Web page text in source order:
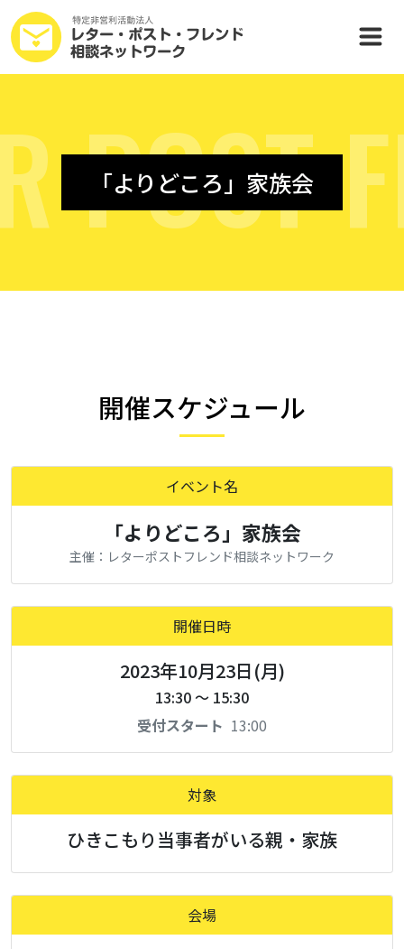
POST F
「よりどころ」家族会
開催スケジュール
イベント名
「よりどころ」家族会
主催：レターポストフレンド相談ネットワーク
開催日時
2023年10月23日(月)
13:30 ～ 15:30
受付スタート 13:00
対象
ひきこもり当事者がいる親・家族
会場